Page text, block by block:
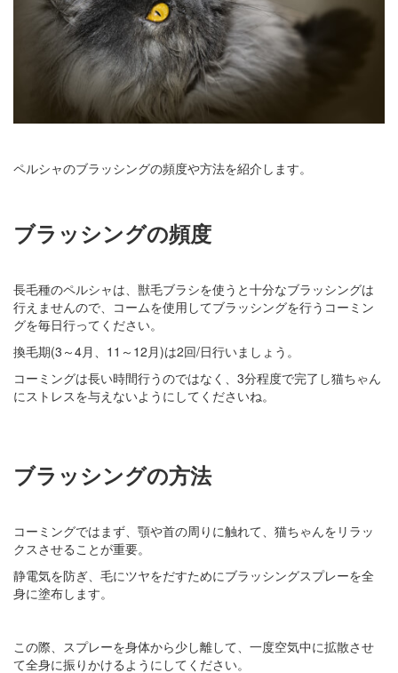
ペルシャのブラッシングの頻度や方法を紹介します。
ブラッシングの頻度
長毛種のペルシャは、獣毛ブラシを使うと十分なブラッシングは
行えませんので、コームを使用してブラッシングを行うコーミン
グを毎日行ってください。
換毛期(3～4月、11～12月)は2回/日行いましょう。
コーミングは長い時間行うのではなく、3分程度で完了し猫ちゃん
にストレスを与えないようにしてくださいね。
ブラッシングの方法
コーミングではまず、顎や首の周りに触れて、猫ちゃんをリラッ
クスさせることが重要。
静電気を防ぎ、毛にツヤをだすためにブラッシングスプレーを全
身に塗布します。
この際、スプレーを身体から少し離して、一度空気中に拡散させ
て全身に振りかけるようにしてください。